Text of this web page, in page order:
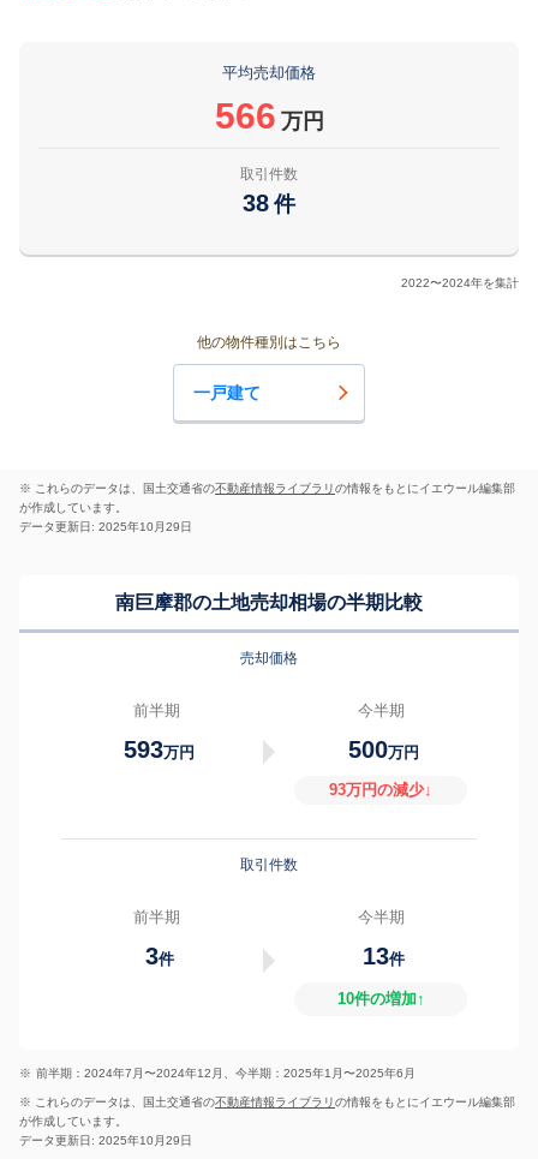
平均売却価格
566 万円
取引件数
38 件
2022〜2024年を集計
他の物件種別はこちら
一戸建て
※ これらのデータは、国土交通省の不動産情報ライブラリの情報をもとにイエウール編集部
が作成しています。
データ更新日: 2025年10月29日
南巨摩郡の土地売却相場の半期比較
売却価格
前半期
593万円
今半期
500万円
93万円の減少↓
取引件数
前半期
3件
今半期
13件
10件の増加↑
※ 前半期：2024年7月〜2024年12月、今半期：2025年1月〜2025年6月
※ これらのデータは、国土交通省の不動産情報ライブラリの情報をもとにイエウール編集部
が作成しています。
データ更新日: 2025年10月29日